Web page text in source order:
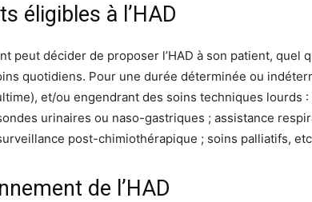
éligibles à l’HAD
peut décider de proposer l’HAD à son patient,
quotidiens. Pour une durée déterminée ou
et/ou engendrant des soins techniques
urinaires ou naso-gastriques ; assistance
post-chimiothérapique ; soins palliatifs,
de l’HAD